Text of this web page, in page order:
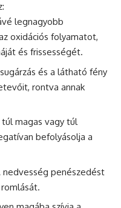
legnagyobb
oxidációs folyamatot,
és frissességét.
és a látható fény
rontva annak
túl magas vagy túl
befolyásolja a
nedvesség penészedést